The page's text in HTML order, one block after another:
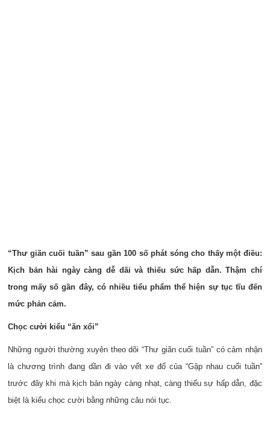
“Thư giãn cuối tuần” sau gần 100 số phát sóng cho thấy một điều:
Kịch bản hài ngày càng dễ dãi và thiếu sức hấp dẫn. Thậm chí
trong mấy số gần đây, có nhiều tiểu phẩm thể hiện sự tục tĩu đến
mức phản cảm.
Chọc cười kiểu “ăn xổi”
Những người thường xuyên theo dõi “Thư giãn cuối tuần” có cảm nhận
là chương trình đang dần đi vào vết xe đổ của “Gặp nhau cuối tuần”
trước đây khi mà kịch bản ngày càng nhạt, càng thiếu sự hấp dẫn, đặc
biệt là kiểu chọc cười bằng những câu nói tục.